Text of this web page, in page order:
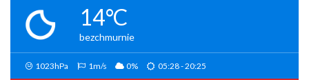
14°C
bezchmurnie
1023hPa 1m/s 0% 05:28 - 20:25